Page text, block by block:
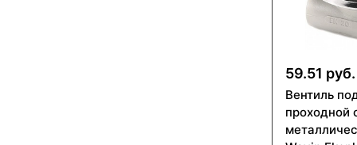
59.51 руб.
Вентиль
проходной